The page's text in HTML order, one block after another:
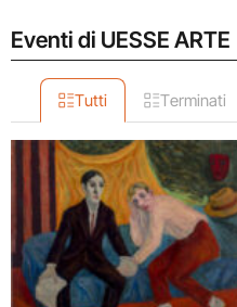
Eventi di UESSE ARTE
Tutti Terminati